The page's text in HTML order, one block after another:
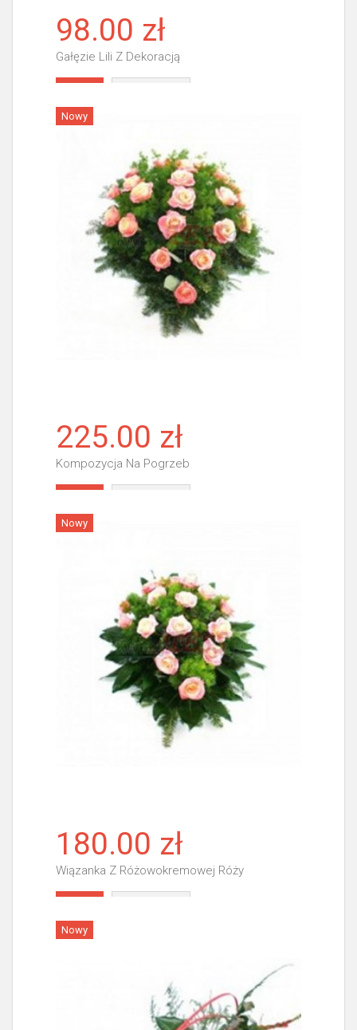
98.00 zł
Gałęzie Lili Z Dekoracją
Nowy
225.00 zł
Kompozycja Na Pogrzeb
Nowy
180.00 zł
Wiązanka Z Różowokremowej Róży
Nowy